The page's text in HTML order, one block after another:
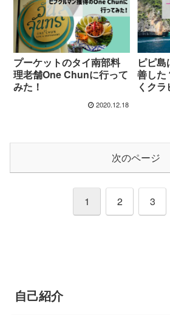
プーケットのタイ南部料
理老舗One Chunに行って
みた！
2020.12.18
ピピ
善した
くク
次のページ
1 2 3
自己紹介